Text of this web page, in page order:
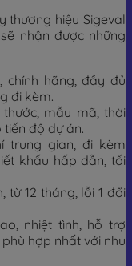
thương hiệu Sigeval
nhận được những
chính hãng, đầy đủ
đi kèm.
mẫu mã, thời
độ dự án.
trung gian, đi kèm
khấu hấp dẫn, tối
từ 12 tháng, lỗi 1 đổi
nhiệt tình, hỗ trợ
hợp nhất với nhu